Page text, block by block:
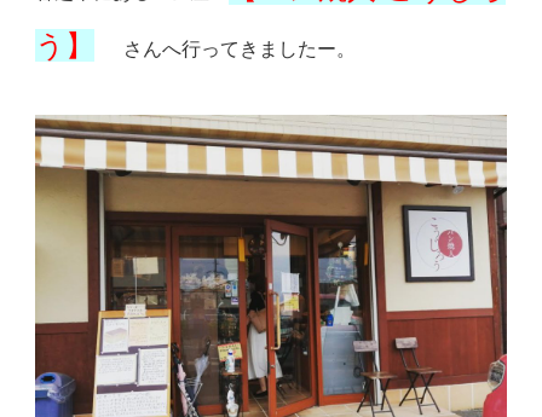
う】
さんへ行ってきましたー。